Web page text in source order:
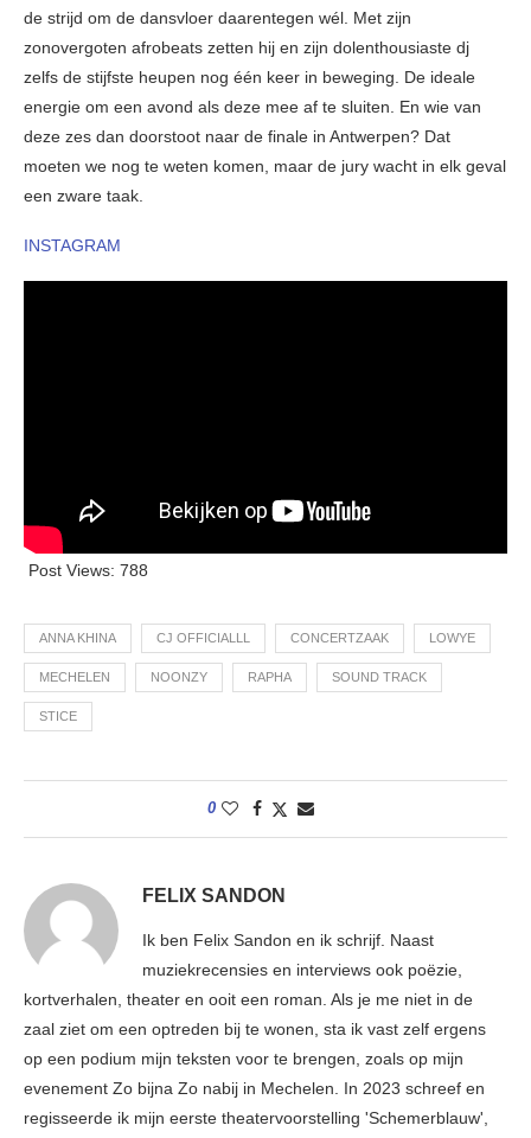
de strijd om de dansvloer daarentegen wél. Met zijn
zonovergoten afrobeats zetten hij en zijn dolenthousiaste dj
zelfs de stijfste heupen nog één keer in beweging. De ideale
energie om een avond als deze mee af te sluiten. En wie van
deze zes dan doorstoot naar de finale in Antwerpen? Dat
moeten we nog te weten komen, maar de jury wacht in elk geval
een zware taak.
INSTAGRAM
Post Views: 788
ANNA KHINA CJ OFFICIALLL CONCERTZAAK LOWYE
MECHELEN NOONZY RAPHA SOUND TRACK
STICE
0
FELIX SANDON
Ik ben Felix Sandon en ik schrijf. Naast
muziekrecensies en interviews ook poëzie,
kortverhalen, theater en ooit een roman. Als je me niet in de
zaal ziet om een optreden bij te wonen, sta ik vast zelf ergens
op een podium mijn teksten voor te brengen, zoals op mijn
evenement Zo bijna Zo nabij in Mechelen. In 2023 schreef en
regisseerde ik mijn eerste theatervoorstelling 'Schemerblauw',